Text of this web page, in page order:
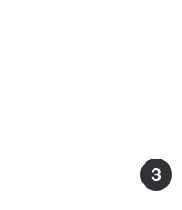
3